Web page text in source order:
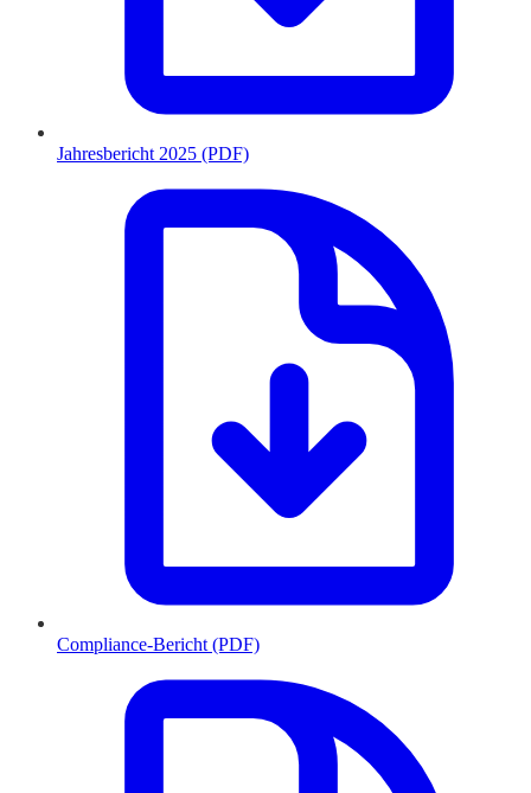
Jahresbericht 2025 (PDF)
Compliance-Bericht (PDF)